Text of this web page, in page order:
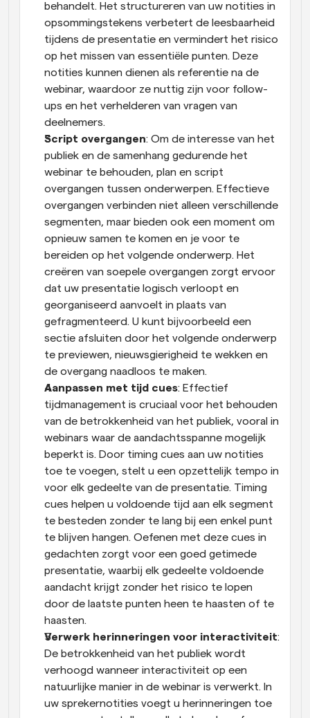
behandelt. Het structureren van uw notities in
opsommingstekens verbetert de leesbaarheid
tijdens de presentatie en vermindert het risico
op het missen van essentiële punten. Deze
notities kunnen dienen als referentie na de
webinar, waardoor ze nuttig zijn voor follow-
ups en het verhelderen van vragen van
deelnemers.
Script overgangen: Om de interesse van het
publiek en de samenhang gedurende het
webinar te behouden, plan en script
overgangen tussen onderwerpen. Effectieve
overgangen verbinden niet alleen verschillende
segmenten, maar bieden ook een moment om
opnieuw samen te komen en je voor te
bereiden op het volgende onderwerp. Het
creëren van soepele overgangen zorgt ervoor
dat uw presentatie logisch verloopt en
georganiseerd aanvoelt in plaats van
gefragmenteerd. U kunt bijvoorbeeld een
sectie afsluiten door het volgende onderwerp
te previewen, nieuwsgierigheid te wekken en
de overgang naadloos te maken.
Aanpassen met tijd cues: Effectief
tijdmanagement is cruciaal voor het behouden
van de betrokkenheid van het publiek, vooral in
webinars waar de aandachtsspanne mogelijk
beperkt is. Door timing cues aan uw notities
toe te voegen, stelt u een opzettelijk tempo in
voor elk gedeelte van de presentatie. Timing
cues helpen u voldoende tijd aan elk segment
te besteden zonder te lang bij een enkel punt
te blijven hangen. Oefenen met deze cues in
gedachten zorgt voor een goed getimede
presentatie, waarbij elk gedeelte voldoende
aandacht krijgt zonder het risico te lopen
door de laatste punten heen te haasten of te
haasten.
Verwerk herinneringen voor interactiviteit:
De betrokkenheid van het publiek wordt
verhoogd wanneer interactiviteit op een
natuurlijke manier in de webinar is verwerkt. In
uw sprekernotities voegt u herinneringen toe